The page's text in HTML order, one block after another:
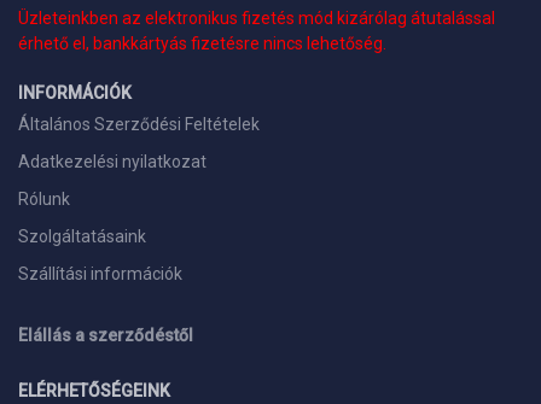
Üzleteinkben az elektronikus fizetés mód kizárólag átutalással
érhető el, bankkártyás fizetésre nincs lehetőség.
INFORMÁCIÓK
Általános Szerződési Feltételek
Adatkezelési nyilatkozat
Rólunk
Szolgáltatásaink
Szállítási információk
Elállás a szerződéstől
ELÉRHETŐSÉGEINK